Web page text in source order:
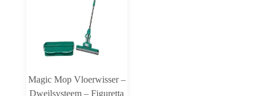
Magic Mop Vloerwisser –
Dweilsysteem – Figuretta